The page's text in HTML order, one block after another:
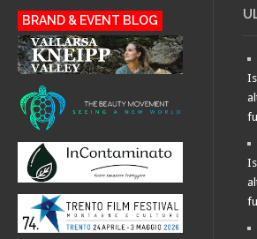
BRAND & EVENT BLOG